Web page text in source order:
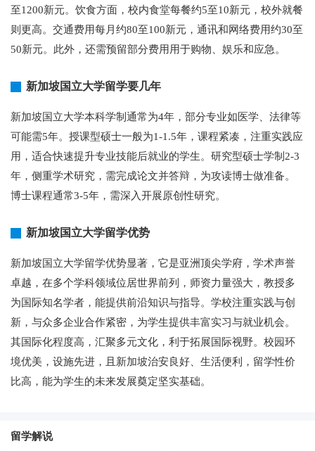
至1200新元。饮食方面，校内食堂每餐约5至10新元，校外就餐
则更高。交通费用每月约80至100新元，通讯和网络费用约30至
50新元。此外，还需预留部分费用用于购物、娱乐和应急。
新加坡国立大学留学要几年
新加坡国立大学本科学制通常为4年，部分专业如医学、法律等
可能需5年。授课型硕士一般为1-1.5年，课程紧凑，注重实践应
用，适合快速提升专业技能后就业的学生。研究型硕士学制2-3
年，侧重学术研究，需完成论文并答辩，为攻读博士做准备。
博士课程通常3-5年，需深入开展原创性研究。
新加坡国立大学留学优势
新加坡国立大学留学优势显著，它是亚洲顶尖学府，学术声誉
卓越，在多个学科领域位居世界前列，师资力量强大，教授多
为国际知名学者，能提供前沿知识与指导。学校注重实践与创
新，与众多企业合作紧密，为学生提供丰富实习与就业机会。
其国际化程度高，汇聚多元文化，利于拓展国际视野。校园环
境优美，设施先进，且新加坡治安良好、生活便利，留学性价
比高，能为学生的未来发展奠定坚实基础。
留学解说